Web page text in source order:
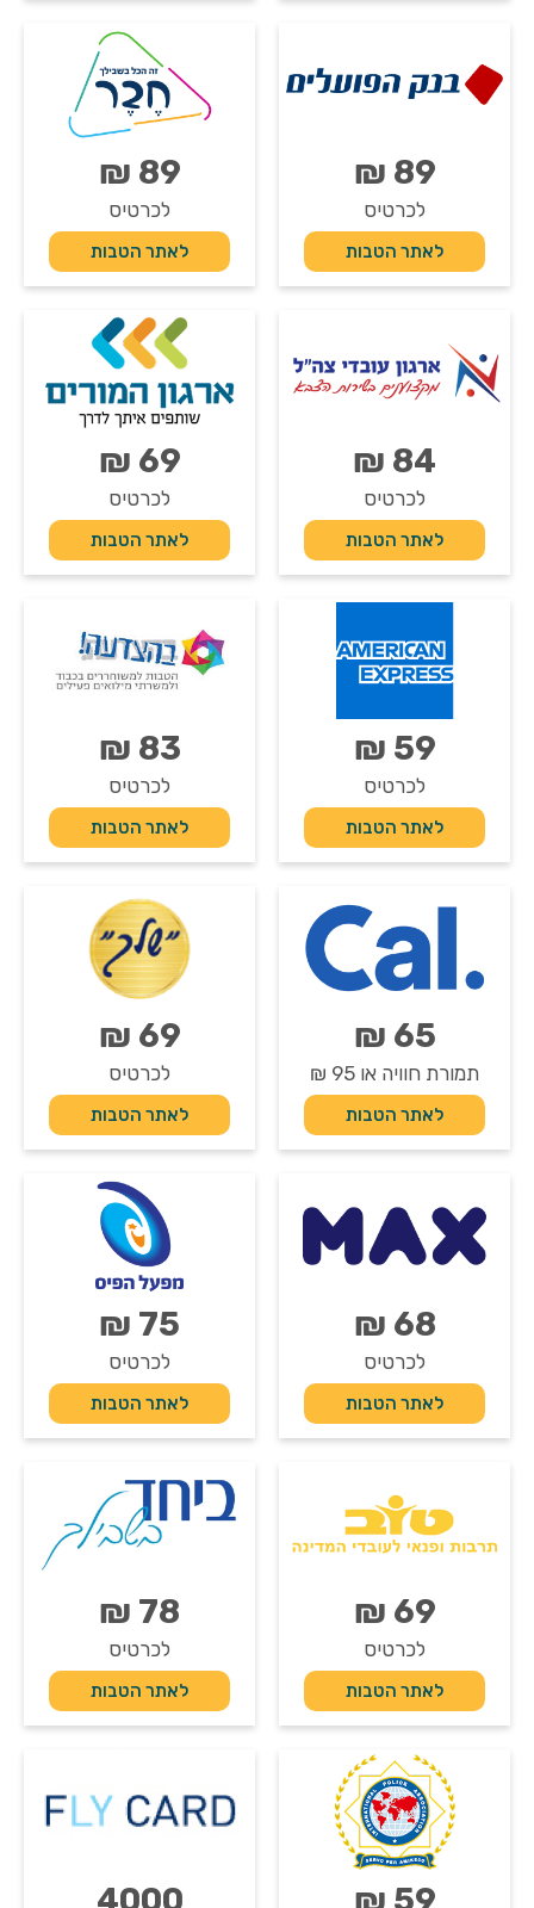
89 ₪
לכרטיס
לאתר הטבות
89 ₪
לכרטיס
לאתר הטבות
84 ₪
לכרטיס
לאתר הטבות
69 ₪
לכרטיס
לאתר הטבות
59 ₪
לכרטיס
לאתר הטבות
83 ₪
לכרטיס
לאתר הטבות
65 ₪
תמורת חוויה או 95 ₪
לאתר הטבות
69 ₪
לכרטיס
לאתר הטבות
68 ₪
לכרטיס
לאתר הטבות
75 ₪
לכרטיס
לאתר הטבות
69 ₪
לכרטיס
לאתר הטבות
78 ₪
לכרטיס
לאתר הטבות
59 ₪
4000